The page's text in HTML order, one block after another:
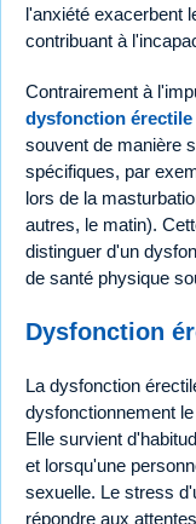
l'anxiété exacerbent
contribuant à
Contrairement à
dysfonction
souvent de manière
spécifiques, par
lors de la
autres, le matin).
distinguer d'un
de santé physique
Dysfonction
La dysfonction
dysfonctionnement
Elle survient
et lorsqu'une
sexuelle. Le stress
répondre aux